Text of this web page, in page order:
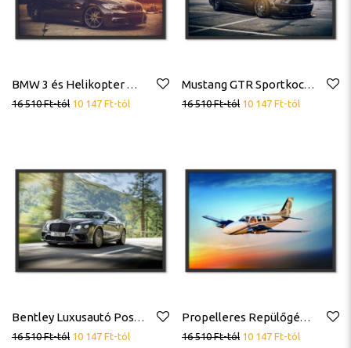
BMW 3 és Helikopter Poszter
16 510Ft-tól 10 147 Ft-tól
Mustang GTR Sportkocsi Sportautó Poszter
16 510Ft-tól 10 147 Ft-tól
Bentley Luxusautó Poszter
16 510Ft-tól 10 147 Ft-tól
Propelleres Repülőgép Légcsavaros Poszter
16 510Ft-tól 10 147 Ft-tól